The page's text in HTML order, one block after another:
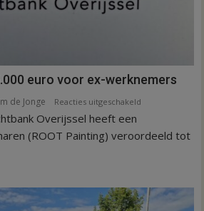
euro voor ex-werknemers
de Jonge Reacties uitgeschakeld
75.000
werknemers
Overijssel heeft een
(ROOT Painting) veroordeeld tot